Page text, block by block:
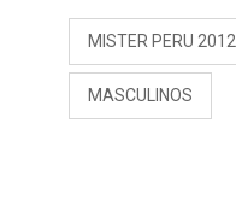
MISTER PERU 2012
MASCULINOS